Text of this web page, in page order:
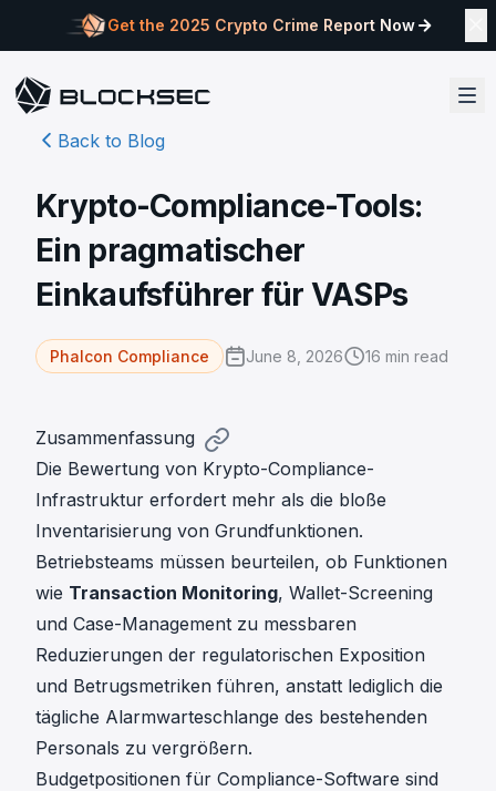
Get the 2025 Crypto Crime Report Now
Back to Blog
Krypto-Compliance-Tools:
Ein pragmatischer
Einkaufsführer für VASPs
Phalcon Compliance June 8, 2026 16 min read
Zusammenfassung
Die Bewertung von Krypto-Compliance-
Infrastruktur erfordert mehr als die bloße
Inventarisierung von Grundfunktionen.
Betriebsteams müssen beurteilen, ob Funktionen
wie Transaction Monitoring, Wallet-Screening
und Case-Management zu messbaren
Reduzierungen der regulatorischen Exposition
und Betrugsmetriken führen, anstatt lediglich die
tägliche Alarmwarteschlange des bestehenden
Personals zu vergrößern.
Budgetpositionen für Compliance-Software sind